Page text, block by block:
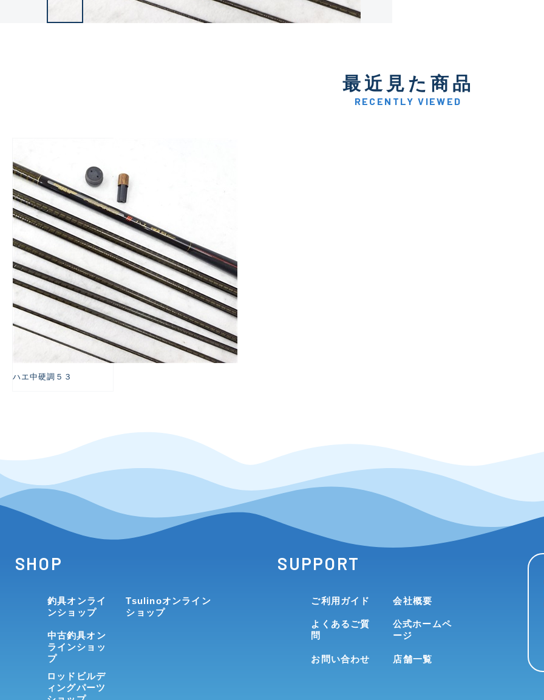
C-
い品
最近見た商品
RECENTLY VIEWED
ハエ中硬調５３
SHOP
釣具オンライ
ンショップ
中古釣具オン
ラインショッ
プ
ロッドビルデ
ィングパーツ
Tsulinoオンライン
ショップ
SUPPORT
ご利用ガイド
よくあるご質
問
お問い合わせ
会社概要
公式ホームペ
ージ
店舗一覧